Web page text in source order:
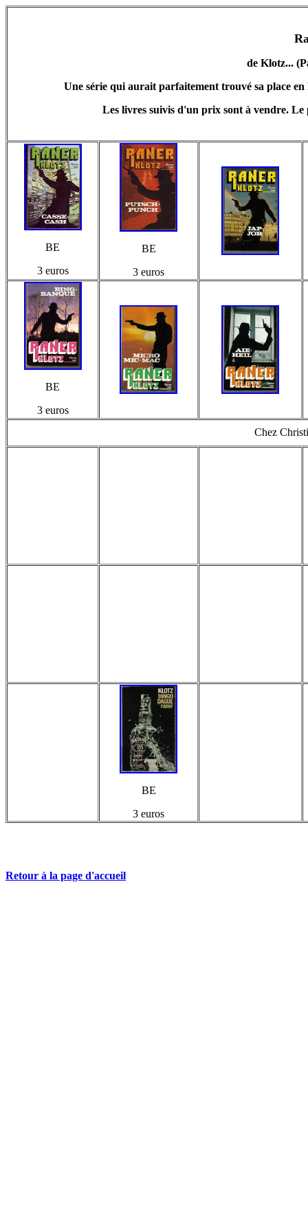
de Klotz...
Une série qui aurait parfaitement trouvé sa place
Les livres suivis d'un prix sont à vendre.
BE
3 euros
BE
3 euros
BE
3 euros
Chez
BE
3 euros
Retour à la page d'accueil